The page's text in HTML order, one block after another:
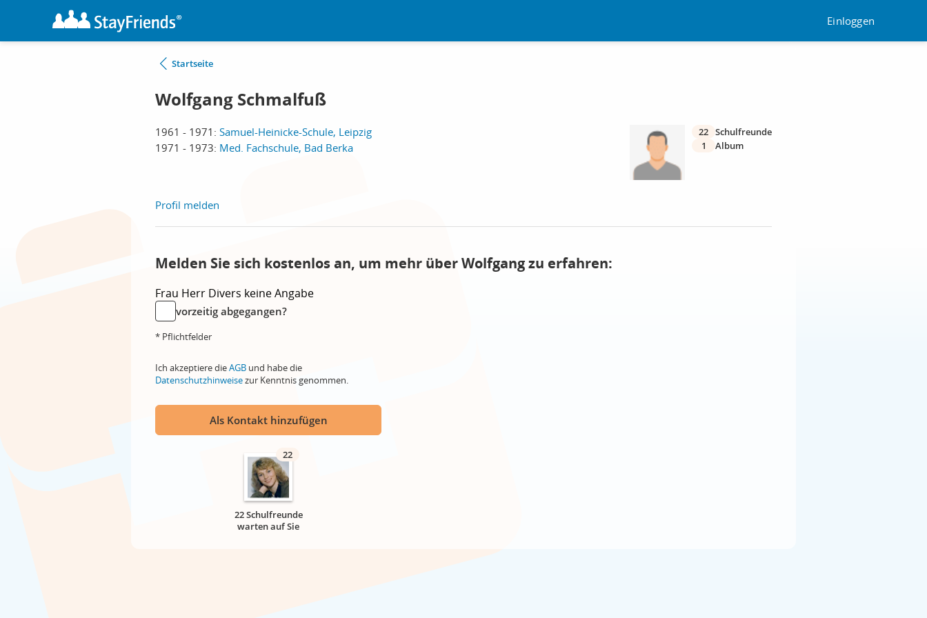
Einloggen
Startseite
Wolfgang Schmalfuß
1961 - 1971: Samuel-Heinicke-Schule, Leipzig
1971 - 1973: Med. Fachschule, Bad Berka
22 Schulfreunde
1
Album
Profil melden
Melden Sie sich kostenlos an, um mehr über Wolfgang zu erfahren:
Frau Herr Divers keine Angabe
vorzeitig abgegangen?
* Pflichtfelder
Ich akzeptiere dieAGB und habe die
Datenschutzhinweisezur Kenntnis genommen.
Als Kontakt hinzufügen
22
22 Schulfreunde
warten auf Sie